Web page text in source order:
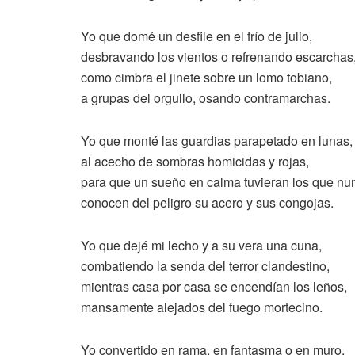
Yo que domé un desfile en el frío de julio,
desbravando los vientos o refrenando escarchas,
como cimbra el jinete sobre un lomo tobiano,
a grupas del orgullo, osando contramarchas.
Yo que monté las guardias parapetado en lunas,
al acecho de sombras homicidas y rojas,
para que un sueño en calma tuvieran los que
conocen del peligro su acero y sus congojas.
Yo que dejé mi lecho y a su vera una cuna,
combatiendo la senda del terror clandestino,
mientras casa por casa se encendían los leños,
mansamente alejados del fuego mortecino.
Yo convertido en rama, en fantasma o en muro,